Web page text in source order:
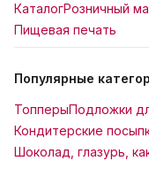
КаталогРозничный
Пищевая печать
Популярные
ТопперыПодложки
Кондитерские
Шоколад, глазурь,